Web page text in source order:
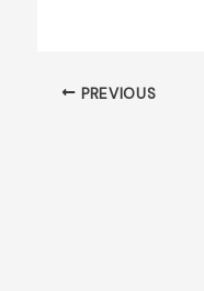
PREVIOUS